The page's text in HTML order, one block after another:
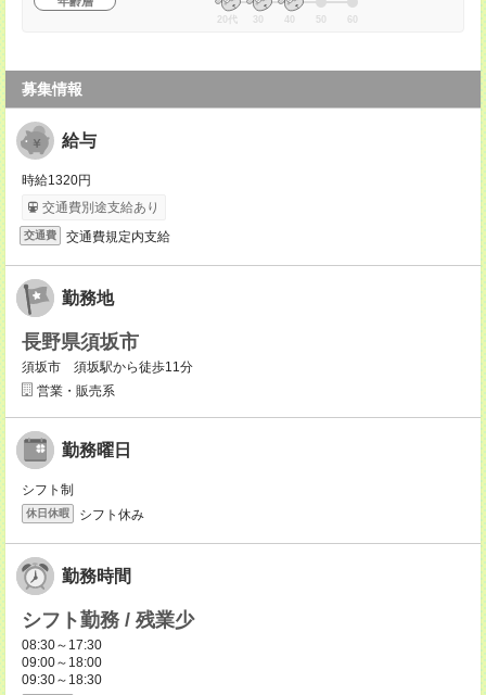
20代 30 40 50 60
募集情報
給与
時給1320円
交通費別途支給あり
交通費 交通費規定内支給
勤務地
長野県須坂市
須坂市 須坂駅から徒歩11分
営業・販売系
勤務曜日
シフト制
休日休暇 シフト休み
勤務時間
シフト勤務 / 残業少
08:30～17:30
09:00～18:00
09:30～18:30